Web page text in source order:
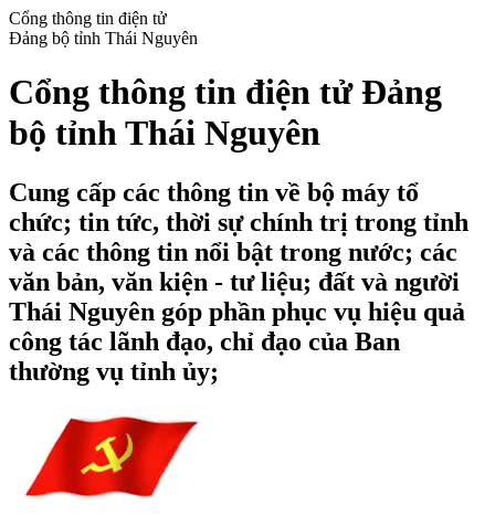
Cổng thông tin điện tử
Đảng bộ tỉnh Thái Nguyên
Cổng thông tin điện tử Đảng
bộ tỉnh Thái Nguyên
Cung cấp các thông tin về bộ máy tổ
chức; tin tức, thời sự chính trị trong tỉnh
và các thông tin nổi bật trong nước; các
văn bản, văn kiện - tư liệu; đất và người
Thái Nguyên góp phần phục vụ hiệu quả
công tác lãnh đạo, chỉ đạo của Ban
thường vụ tỉnh ủy;